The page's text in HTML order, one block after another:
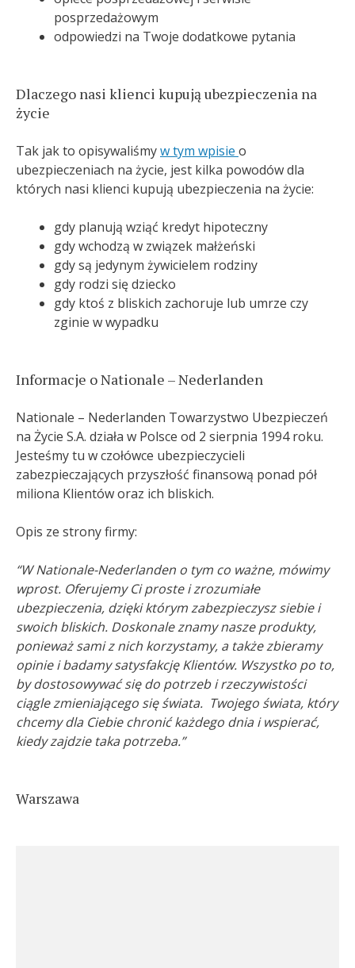
posprzedażowym
odpowiedzi na Twoje dodatkowe pytania
Dlaczego nasi klienci kupują ubezpieczenia na
życie
Tak jak to opisywaliśmyw tym wpisie o
ubezpieczeniach na życie, jest kilka powodów dla
których nasi klienci kupują ubezpieczenia na życie:
gdy planują wziąć kredyt hipoteczny
gdy wchodzą w związek małżeński
gdy są jedynym żywicielem rodziny
gdy rodzi się dziecko
gdy ktoś z bliskich zachoruje lub umrze czy
zginie w wypadku
Informacje o Nationale – Nederlanden
Nationale – Nederlanden Towarzystwo Ubezpieczeń
na Życie S.A. działa w Polsce od 2 sierpnia 1994 roku.
Jesteśmy tu w czołówce ubezpieczycieli
zabezpieczających przyszłość finansową ponad pół
miliona Klientów oraz ich bliskich.
Opis ze strony firmy:
“W Nationale-Nederlanden o tym co ważne, mówimy
wprost. Oferujemy Ci proste i zrozumiałe
ubezpieczenia, dzięki którym zabezpieczysz siebie i
swoich bliskich. Doskonale znamy nasze produkty,
ponieważ sami z nich korzystamy, a także zbieramy
opinie i badamy satysfakcję Klientów. Wszystko po to,
by dostosowywać się do potrzeb i rzeczywistości
ciągle zmieniającego się świata. Twojego świata, który
chcemy dla Ciebie chronić każdego dnia i wspierać,
kiedy zajdzie taka potrzeba.”
Warszawa